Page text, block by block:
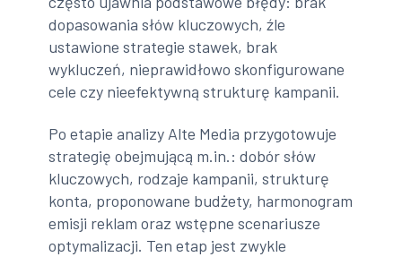
dopasowania słów kluczowych, źle
ustawione strategie stawek, brak
wykluczeń, nieprawidłowo skonfigurowane
cele czy nieefektywną strukturę kampanii.
Po etapie analizy Alte Media przygotowuje
strategię obejmującą m.in.: dobór słów
kluczowych, rodzaje kampanii, strukturę
konta, proponowane budżety, harmonogram
emisji reklam oraz wstępne scenariusze
optymalizacji. Ten etap jest zwykle